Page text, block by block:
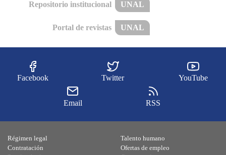
Repositorio institucional UNAL
Portal de revistas UNAL
Facebook Twitter YouTube
Email RSS
Régimen legal
Contratación
Talento humano
Ofertas de empleo